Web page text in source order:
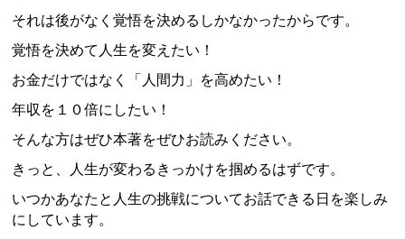
それは後がなく覚悟を決めるしかなかったからです。
覚悟を決めて人生を変えたい！
お金だけではなく「人間力」を高めたい！
年収を１０倍にしたい！
そんな方はぜひ本著をぜひお読みください。
きっと、人生が変わるきっかけを掴めるはずです。
いつかあなたと人生の挑戦についてお話できる日を楽しみ
にしています。